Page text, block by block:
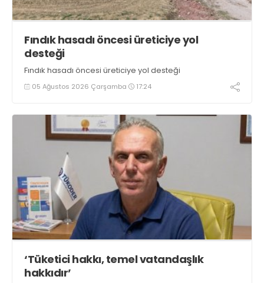
Fındık hasadı öncesi üreticiye yol
desteği
Fındık hasadı öncesi üreticiye yol desteği
05 Ağustos 2026 Çarşamba 17:24
‘Tüketici hakkı, temel vatandaşlık
hakkıdır’